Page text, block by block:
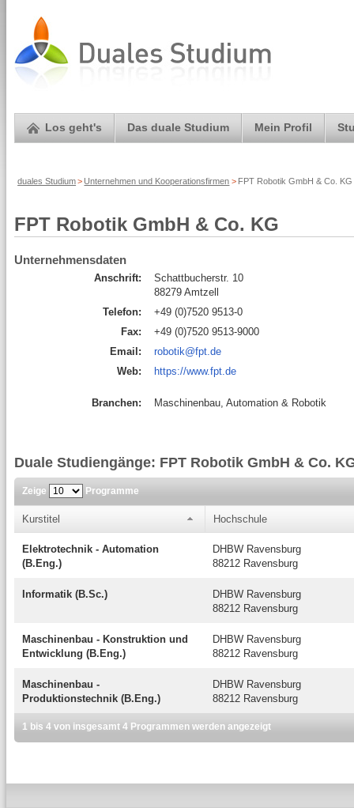
Los geht's Das duale Studium Mein Profil
duales Studium> Unternehmen und Kooperationsfirmen > FPT Robotik GmbH & Co.
FPT Robotik GmbH & Co. KG
Unternehmensdaten
Anschrift:
Schattbucherstr. 10
88279 Amtzell
Telefon:
+49 (0)7520 9513-0
Fax:
+49 (0)7520 9513-9000
Email:
robotik@fpt.de
Web:
https://www.fpt.de
Branchen: Maschinenbau, Automation & Robotik
Duale Studiengänge: FPT Robotik GmbH & Co.
Zeige Programme
Kurstitel Hochschule
Elektrotechnik - Automation
(B.Eng.)
DHBW Ravensburg
88212 Ravensburg
Informatik (B.Sc.)
DHBW Ravensburg
88212 Ravensburg
Maschinenbau - Konstruktion und
Entwicklung (B.Eng.)
DHBW Ravensburg
88212 Ravensburg
Maschinenbau -
Produktionstechnik (B.Eng.)
DHBW Ravensburg
88212 Ravensburg
1 bis 4 von insgesamt 4 Programmen werden angezeigt